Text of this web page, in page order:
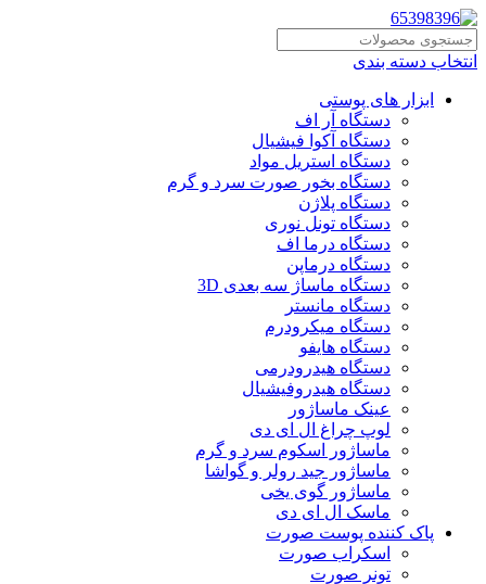
انتخاب دسته بندی
ابزار های پوستی
دستگاه آر اف
دستگاه آکوا فیشیال
دستگاه استریل مواد
دستگاه بخور صورت سرد و گرم
دستگاه پلاژن
دستگاه تونل نوری
دستگاه درما اف
دستگاه درماپن
دستگاه ماساژ سه بعدی 3D
دستگاه مانستر
دستگاه میکرودرم
دستگاه هایفو
دستگاه هیدرودرمی
دستگاه هیدروفیشیال
عینک ماساژور
لوپ چراغ ال ای دی
ماساژور اسکوم سرد و گرم
ماساژور جید رولر و گواشا
ماساژور گوی یخی
ماسک ال ای دی
پاک کننده پوست صورت
اسکراب صورت
تونر صورت